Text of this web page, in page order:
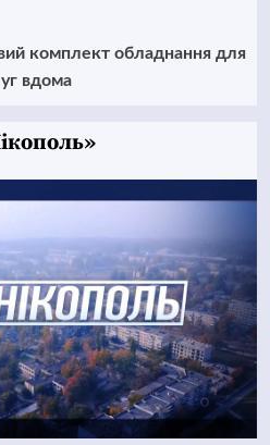
комплект обладнання для
вдома